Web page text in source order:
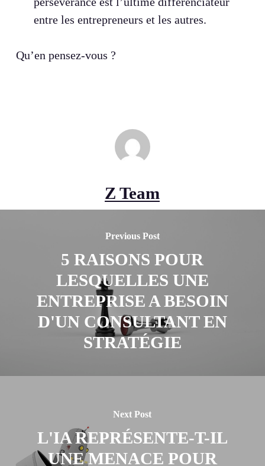
entre les entrepreneurs et les autres.
Qu’en pensez-vous ?
Z Team
Previous Post
5 RAISONS POUR
LESQUELLES UNE
ENTREPRISE A BESOIN
D'UN CONSULTANT EN
STRATÉGIE
Next Post
L'IA REPRÉSENTE-T-IL
UNE MENACE POUR